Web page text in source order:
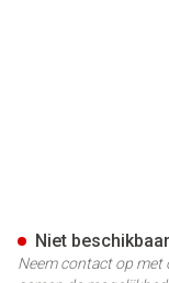
Niet beschikbaar
Neem contact op met